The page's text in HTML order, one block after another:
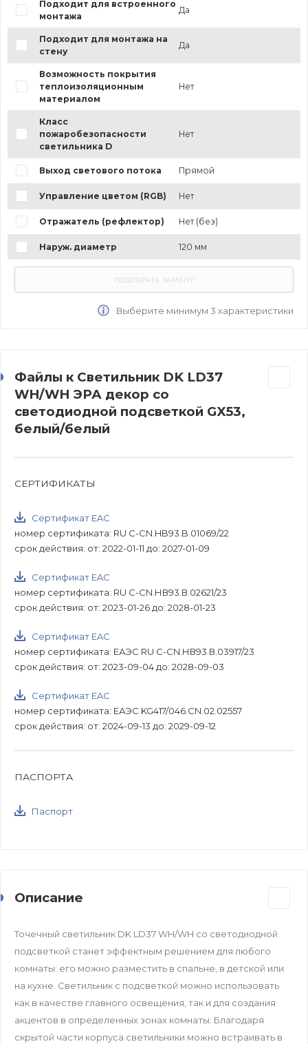
Подходит для встроенного
монтажа
Да
Подходит для монтажа на
стену
Да
Возможность покрытия
теплоизоляционным
материалом
Нет
Класс
пожаробезопасности
светильника D
Нет
Выход светового потока Прямой
Управление цветом (RGB) Нет
Отражатель (рефлектор) Нет (без)
Наруж. диаметр 120 мм
Выберите минимум 3 характеристики
Файлы к Светильник DK LD37
WH/WH ЭРА декор cо
светодиодной подсветкой GX53,
белый/белый
СЕРТИФИКАТЫ
Сертификат EAC
номер сертификата: RU C-CN.HB93.B.01069/22
срок действия: от: 2022-01-11 до: 2027-01-09
Сертификат EAC
номер сертификата: RU C-CN.НВ93.В.02621/23
срок действия: от: 2023-01-26 до: 2028-01-23
Сертификат EAC
номер сертификата: ЕАЭС RU С-CN.НВ93.В.03917/23
срок действия: от: 2023-09-04 до: 2028-09-03
Сертификат EAC
номер сертификата: ЕАЭС KG417/046.CN.02.02557
срок действия: от: 2024-09-13 до: 2029-09-12
ПАСПОРТА
Паспорт
Описание
Точечный светильник DK LD37 WH/WH со светодиодной
подсветкой станет эффектным решением для любого
комнаты: его можно разместить в спальне, в детской или
на кухне. Светильник с подсветкой можно использовать
как в качестве главного освещения, так и для создания
акцентов в определенных зонах комнаты. Благодаря
скрытой части корпуса светильники можно встраивать в